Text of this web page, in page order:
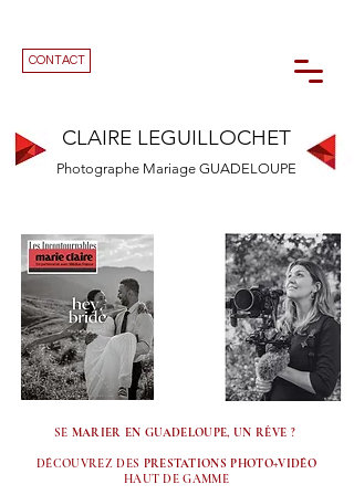
CLAIRE LEGUILLOCHET
Photographe Mariage GUADELOUPE
CONTACT
SE MARIER EN GUADELOUPE, UN RÊVE ?
DÉCOUVREZ DES PRESTATIONS PHOTO+VIDÉO
HAUT DE GAMME